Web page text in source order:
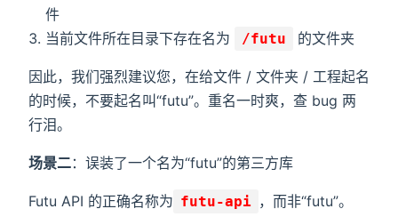
件
当前文件所在目录下存在名为
/futu 的文件夹
因此，我们强烈建议您，在给文件 / 文件夹 / 工程起名
的时候，不要起名叫“futu”。重名一时爽，查 bug 两
行泪。
场景二：误装了一个名为“futu”的第三方库
Futu API 的正确名称为 futu-api ，而非“futu”。